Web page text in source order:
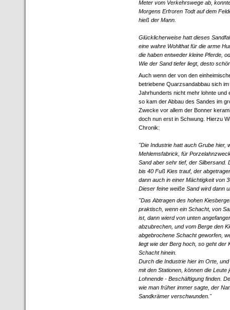
Meter vom Verkehrswege ab,
Morgens Erfroren Todt auf dem
hieß der Mann.
Glücklicherweise hatt dieses
eine wahre Wohlthat für die arme
die haben entweder kleine Pferde,
Wie der Sand tiefer liegt, desto
Auch wenn der von den
betriebene Quarzsandabbau sich
Jahrhunderts nicht mehr lohnte und
so kam der Abbau des Sandes im
Zwecke vor allem der Bonner
doch nun erst in Schwung. Hierzu
Chronik:
"Die Industrie hatt auch Grube hier,
Mehlemsfabrick, für
Sand aber sehr tief, der Silbersand.
bis 40 Fuß Kies trauf, der
dann auch in einer Mächtigkeit von
Dieser feine weiße Sand wird dann
"Das Abtragen des hohen
praktisch, wenn ein Schacht, von
ist, dann wierd von unten
abzubrechen, und vom Berge den
abgebrochene Schacht geworfen,
liegt wie der Berg hoch, so geht der
Schacht hinein.
Durch die Industrie hier im Orte,
mit den Stationen, können die Leute
Lohnende - Beschäftigung finden.
wie man früher immer sagte, der
Sandkrämer verschwunden."